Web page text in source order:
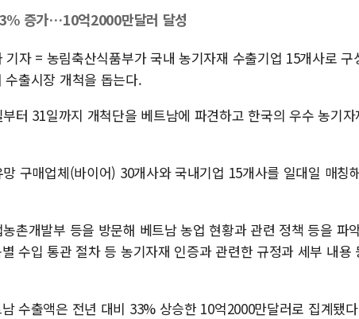
[내일
개
CJ온
AI
증가…10억2000만달러 달성
자 = 농림축산식품부가 국내 농기자재 수출기업 15개사로 구
출시장 개척을 돕는다.
터 31일까지 개척단을 베트남에 파견하고 한국의 우수 농기
구매업체(바이어) 30개사와 국내기업 15개사를 일대일 매칭
촌개발부 등을 방문해 베트남 농업 현황과 관련 정책 등을 파
수입 통관 절차 등 농기자재 인증과 관련한 규정과 세부 내용
수출액은 전년 대비 33% 상승한 10억2000만달러로 집계됐